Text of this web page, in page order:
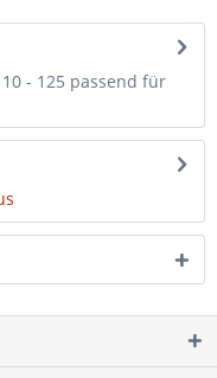
- 125 passend für